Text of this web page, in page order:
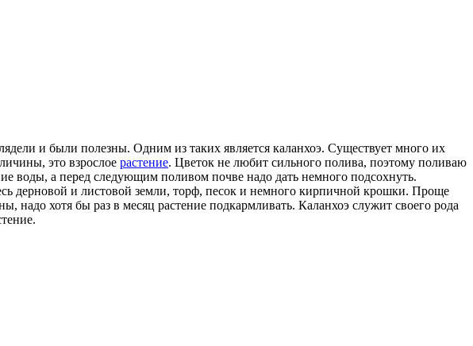
и были полезны. Одним из таких является каланхоэ. Существует много их
это взрослое растение. Цветок не любит сильного полива, поэтому поливаю
воды, а перед следующим поливом почве надо дать немного подсохнуть.
дерновой и листовой земли, торф, песок и немного кирпичной крошки. Проще
надо хотя бы раз в месяц растение подкармливать. Каланхоэ служит своего рода